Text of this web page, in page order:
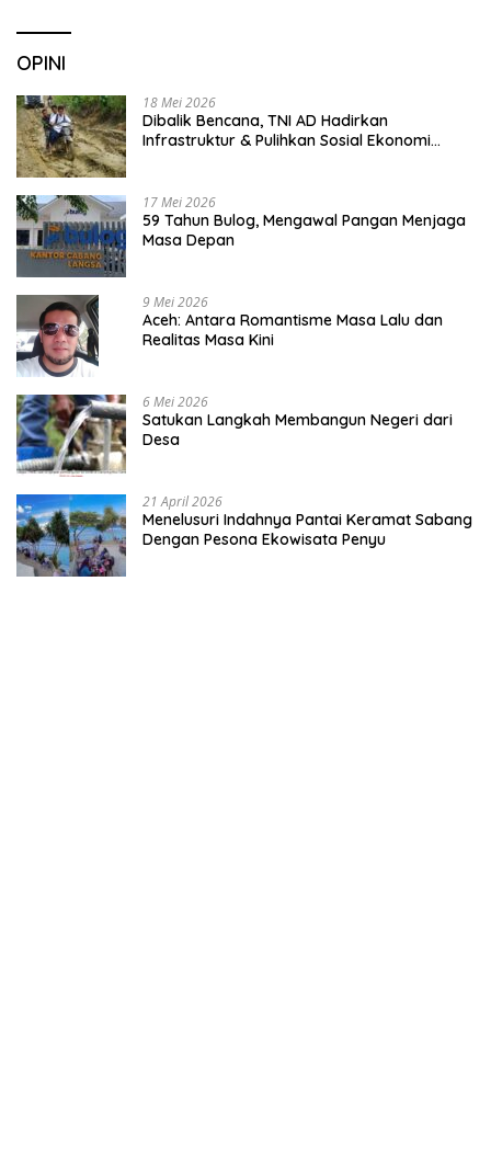
OPINI
18 Mei 2026
Dibalik Bencana, TNI AD Hadirkan
Infrastruktur & Pulihkan Sosial Ekonomi
17 Mei 2026
59 Tahun Bulog, Mengawal Pangan Menjaga
Masa Depan
9 Mei 2026
Aceh: Antara Romantisme Masa Lalu dan
Realitas Masa Kini
6 Mei 2026
Satukan Langkah Membangun Negeri dari
Desa
21 April 2026
Menelusuri Indahnya Pantai Keramat Sabang
Dengan Pesona Ekowisata Penyu